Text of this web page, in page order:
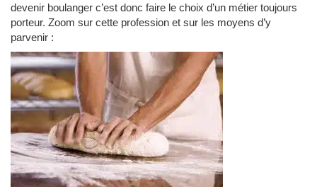
devenir boulanger c’est donc faire le choix d’un métier toujours
porteur. Zoom sur cette profession et sur les moyens d’y
parvenir :